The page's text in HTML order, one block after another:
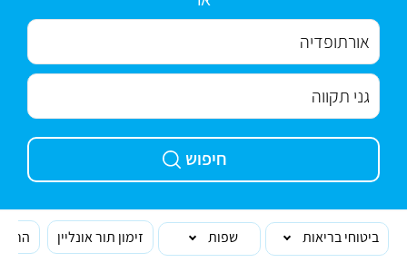
חיפוש
ביטוחי בריאות שפות זימון תור אונליין